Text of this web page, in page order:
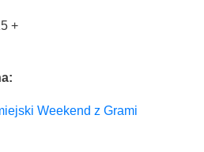
+
Week­end z Gra­mi